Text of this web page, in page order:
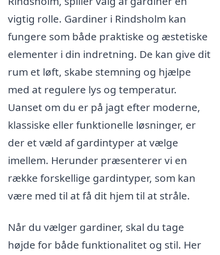
vigtig rolle. Gardiner i Rindsholm kan
fungere som både praktiske og æstetiske
elementer i din indretning. De kan give dit
rum et løft, skabe stemning og hjælpe
med at regulere lys og temperatur.
Uanset om du er på jagt efter moderne,
klassiske eller funktionelle løsninger, er
der et væld af gardintyper at vælge
imellem. Herunder præsenterer vi en
række forskellige gardintyper, som kan
være med til at få dit hjem til at stråle.
Når du vælger gardiner, skal du tage
højde for både funktionalitet og stil. Her